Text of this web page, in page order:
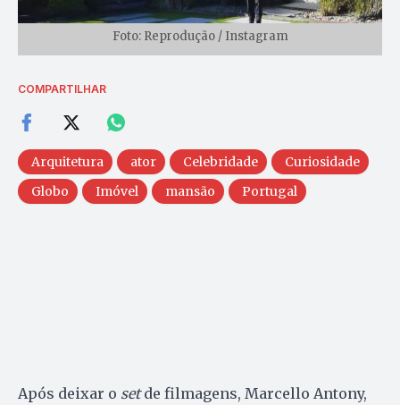
Foto: Reprodução / Instagram
COMPARTILHAR
Arquitetura ator Celebridade
Curiosidade
Globo
Imóvel mansão Portugal
Após deixar o setde filmagens, Marcello Antony,